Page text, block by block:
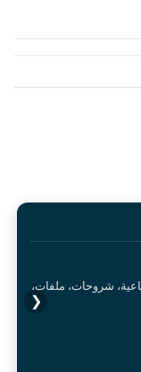
شروحات، ملفات،
❮